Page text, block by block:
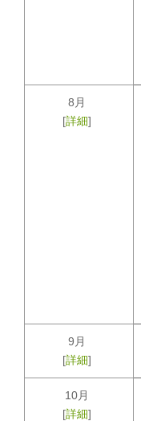
8月
[詳細]
9月
[詳細]
10月
[詳細]